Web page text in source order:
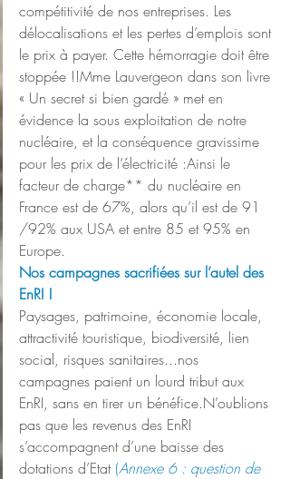
compétitivité de nos entreprises. Les
délocalisations et les pertes d’emplois sont
le prix à payer. Cette hémorragie doit être
stoppée !!Mme Lauvergeon dans son livre
« Un secret si bien gardé » met en
évidence la sous exploitation de notre
nucléaire, et la conséquence gravissime
pour les prix de l’électricité :Ainsi le
facteur de charge** du nucléaire en
France est de 67%, alors qu’il est de 91
/92% aux USA et entre 85 et 95% en
Europe.
Nos campagnes sacrifiées sur l’autel des
EnRI !
Paysages, patrimoine, économie locale,
attractivité touristique, biodiversité, lien
social, risques sanitaires...nos
campagnes paient un lourd tribut aux
EnRI, sans en tirer un bénéfice.N’oublions
pas que les revenus des EnRI
s’accompagnent d’une baisse des
dotations d’Etat (Annexe 6 : question de